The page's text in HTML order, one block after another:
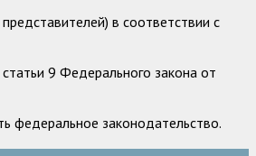
в соответствии с
9 Федерального закона от
федеральное законодательство.